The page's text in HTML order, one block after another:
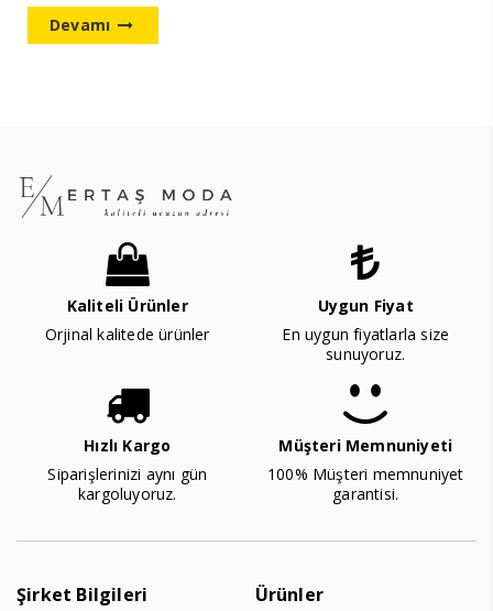
Devamı
Kaliteli Ürünler
Orjinal kalitede ürünler
Uygun Fiyat
En uygun fiyatlarla size
sunuyoruz.
Hızlı Kargo
Siparişlerinizi aynı gün
kargoluyoruz.
Müşteri Memnuniyeti
100% Müşteri memnuniyet
garantisi.
Şirket Bilgileri Ürünler